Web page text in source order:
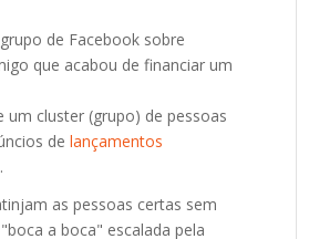
de Facebook sobre
que acabou de financiar um
um cluster (grupo) de pessoas
de lançamentos
as pessoas certas sem
a boca" escalada pela